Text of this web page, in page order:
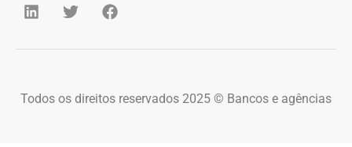
Todos os direitos reservados 2025 © Bancos e agências